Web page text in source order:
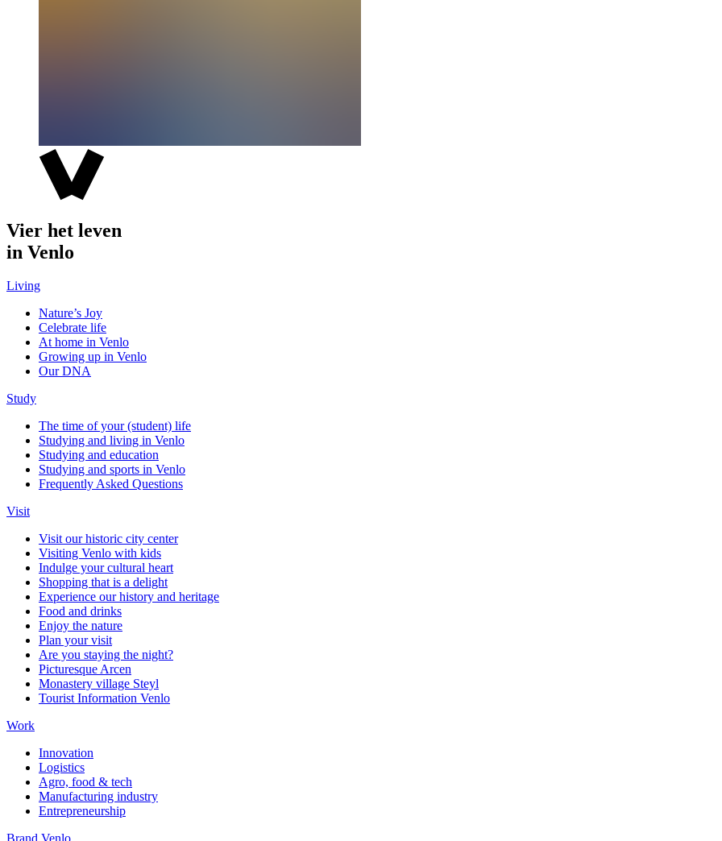
Vier het leven
in Venlo
Living
Nature’s Joy
Celebrate life
At home in Venlo
Growing up in Venlo
Our DNA
Study
The time of your (student) life
Studying and living in Venlo
Studying and education
Studying and sports in Venlo
Frequently Asked Questions
Visit
Visit our historic city center
Visiting Venlo with kids
Indulge your cultural heart
Shopping that is a delight
Experience our history and heritage
Food and drinks
Enjoy the nature
Plan your visit
Are you staying the night?
Picturesque Arcen
Monastery village Steyl
Tourist Information Venlo
Work
Innovation
Logistics
Agro, food & tech
Manufacturing industry
Entrepreneurship